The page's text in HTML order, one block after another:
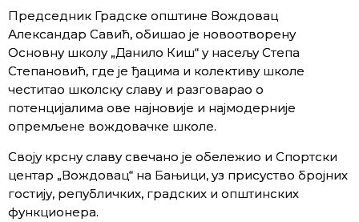
Председник Градске општине Вождовац
Александар Савић, обишао је новоотворену
Основну школу „Данило Киш“ у насељу Степа
Степановић, где је ђацима и колективу школе
честитао школску славу и разговарао о
потенцијалима ове најновије и најмодерније
опремљене вождовачке школе.
Своју крсну славу свечано је обележио и Спортски
центар „Вождовац“ на Бањици, уз присуство бројних
гостију, републичких, градских и општинских
функционера.